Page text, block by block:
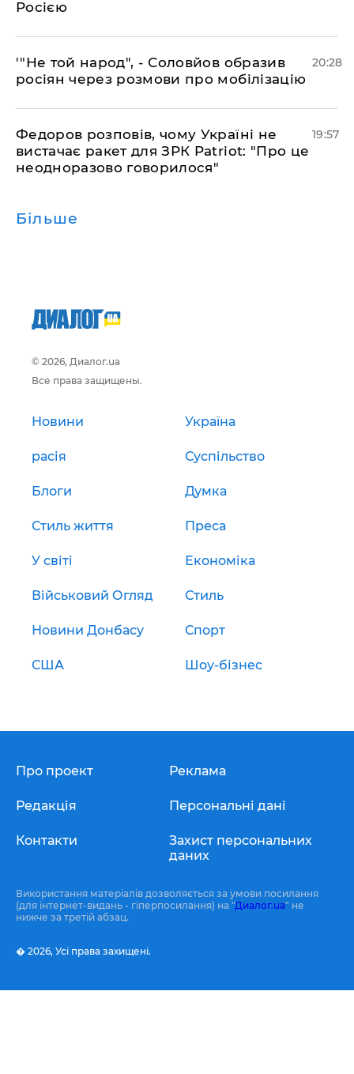
Росією
​'"Не той народ", - Соловйов образив
росіян через розмови про мобілізацію
20:28
​Федоров розповів, чому Україні не
вистачає ракет для ЗРК Patriot: "Про це
неодноразово говорилося"
19:57
Більше
© 2026, Диалог.ua
Все права защищены.
Новини Україна
расія Суспільство
Блоги Думка
Стиль життя Преса
У світі Економіка
Військовий Огляд Стиль
Новини Донбасу Спорт
США Шоу-бізнес
Про проект
Редакція
Контакти
Реклама
Персональні дані
Захист персональних
даних
Використання матеріалів дозволяється за умови посилання
(для інтернет-видань - гіперпосилання) на "Диалог.ua" не
нижче за третій абзац.
� 2026, Усі права захищені.